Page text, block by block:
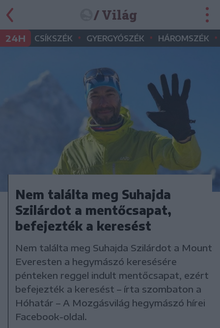
/ Világ
24H CSÍKSZÉK • GYERGYÓSZÉK • HÁROMSZÉK •
Nem találta meg Suhajda
Szilárdot a mentőcsapat,
befejezték a keresést
Nem találta meg Suhajda Szilárdot a Mount
Everesten a hegymászó keresésére
pénteken reggel indult mentőcsapat, ezért
befejezték a keresést – írta szombaton a
Hóhatár – A Mozgásvilág hegymászó hírei
Facebook-oldal.